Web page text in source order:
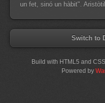
un fet, sinó un hàbit". Aristòtil
Switch to
Build with HTML5 and
Powered by